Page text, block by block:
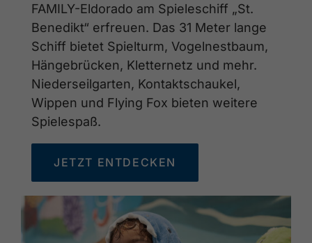
FAMILY-Eldorado am Spieleschiff „St.
Benedikt“ erfreuen. Das 31 Meter lange
Schiff bietet Spielturm, Vogelnestbaum,
Hängebrücken, Kletternetz und mehr.
Niederseilgarten, Kontaktschaukel,
Wippen und Flying Fox bieten weitere
Spielespaß.
JETZT ENTDECKEN